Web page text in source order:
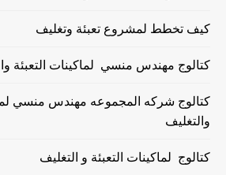
كيف تخطط لمشروع تعبئة وتغليف
كتالوج مهندس منسي لماكينات التعبئة
كتالوج شركه المجموعه مهندس منسي
والتغليف
كتالوج لماكينات التعبئة و التغليف